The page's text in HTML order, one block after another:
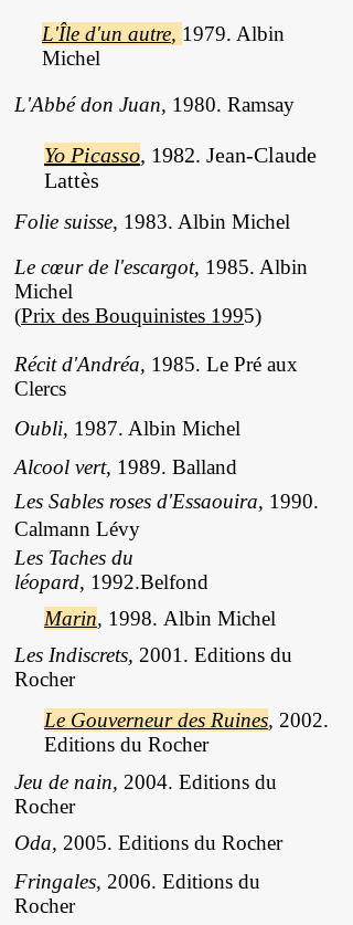
L'Île d'un autre, 1979. Albin
Michel
L'Abbé don Juan, 1980. Ramsay
Yo Picasso, 1982. Jean-Claude
Lattès
Folie suisse, 1983. Albin Michel
Le cœur de l'escargot, 1985. Albin
Michel
(Prix des Bouquinistes 1995)
Récit d'Andréa, 1985. Le Pré aux
Clercs
Oubli, 1987. Albin Michel
Alcool vert, 1989. Balland
Les Sables roses d'Essaouira, 1990.
Calmann Lévy
Les Taches du
léopard, 1992.Belfond
Marin, 1998. Albin Michel
Les Indiscrets, 2001. Editions du
Rocher
Le Gouverneur des Ruines, 2002.
Editions du Rocher
Jeu de nain, 2004. Editions du
Rocher
Oda, 2005. Editions du Rocher
Fringales, 2006. Editions du
Rocher